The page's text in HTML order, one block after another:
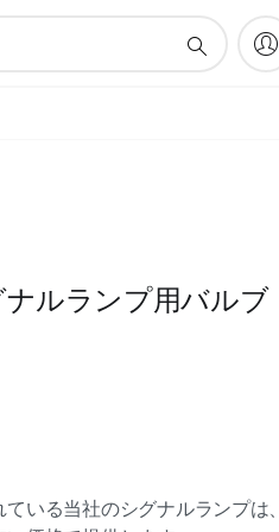
ルランプ用バルブ
いる当社のシグナルランプは、